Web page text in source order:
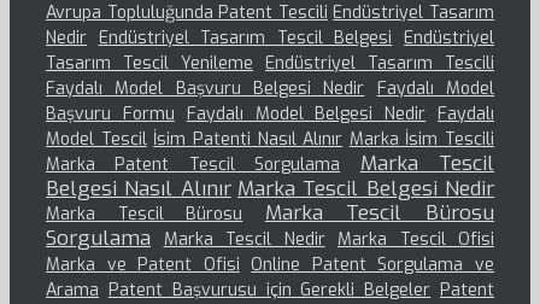
Avrupa Topluluğunda Patent Tescili Endüstriyel Tasarım
Nedir Endüstriyel Tasarım Tescil Belgesi
Endüstriyel
Tasarım Tescil Yenileme
Endüstriyel Tasarım Tescili
Faydalı Model Başvuru Belgesi Nedir
Faydalı Model
Başvuru Formu
Faydalı Model Belgesi Nedir Faydalı
Model Tescil İsim Patenti Nasıl Alınır Marka İsim Tescili
Marka Patent Tescil Sorgulama
Marka Tescil
Belgesi Nasıl Alınır Marka Tescil Belgesi Nedir
Marka Tescil Bürosu
Marka Tescil Bürosu
Sorgulama
Marka Tescil Nedir Marka Tescil Ofisi
Marka ve Patent Ofisi Online Patent Sorgulama ve
Arama Patent Başvurusu için Gerekli Belgeler Patent